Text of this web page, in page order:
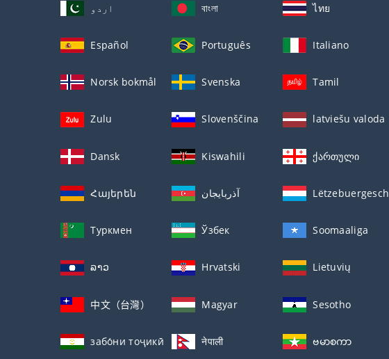
اردو বাংলা ไทย
Español Português Italiano
Norsk bokmål Svenska Tamil
Zulu Slovenščina latviešu valoda
Dansk Kiswahili ქართული
Հայերեն آذربايجان Lëtzebuergesch
Туркмен Ўзбек Soomaaliga
ລາວ Hrvatski Lietuvių
中文（台灣） Magyar Sesotho
забо́ни тоҷикӣ́ नेपाली ဗမာစကာ